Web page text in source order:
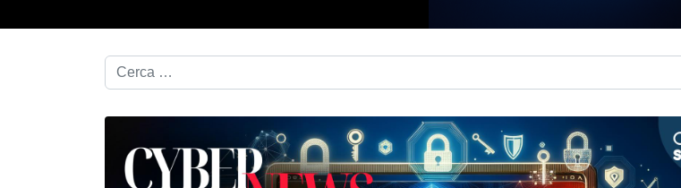
Cerca nel blog...